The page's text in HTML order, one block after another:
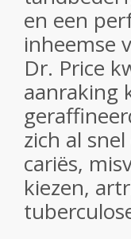
en een
inheemse
Dr. Price
aanraking
zich al
cariës,
kiezen,